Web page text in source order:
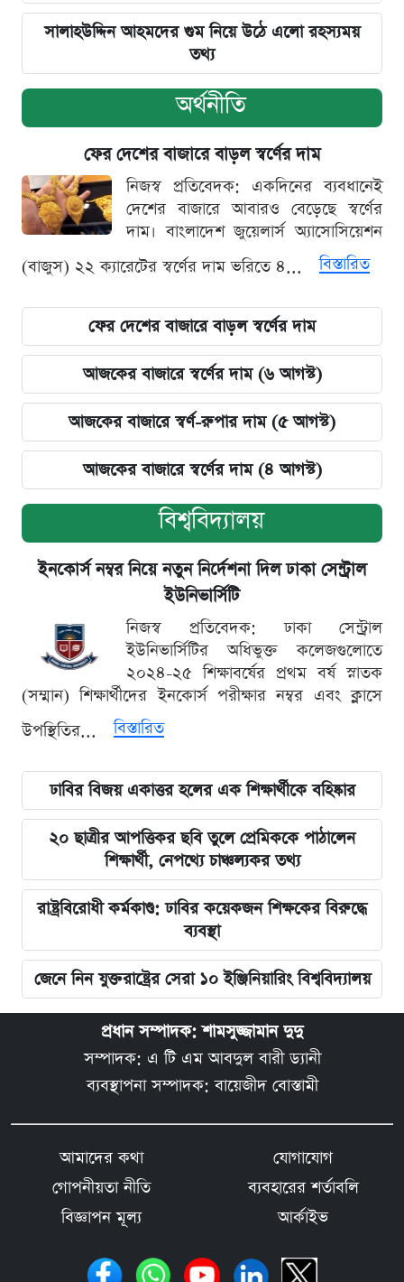
সালাহউদ্দিন আহমদের গুম নিয়ে উঠে এলো রহস্যময়
তথ্য
অর্থনীতি
ফের দেশের বাজারে বাড়ল স্বর্ণের দাম
নিজস্ব প্রতিবেদক: একদিনের ব্যবধানেই
দেশের বাজারে আবারও বেড়েছে স্বর্ণের
দাম। বাংলাদেশ জুয়েলার্স অ্যাসোসিয়েশন
(বাজুস) ২২ ক্যারেটের স্বর্ণের দাম ভরিতে ৪...
বিস্তারিত
ফের দেশের বাজারে বাড়ল স্বর্ণের দাম
আজকের বাজারে স্বর্ণের দাম (৬ আগস্ট)
আজকের বাজারে স্বর্ণ-রুপার দাম (৫ আগস্ট)
আজকের বাজারে স্বর্ণের দাম (৪ আগস্ট)
বিশ্ববিদ্যালয়
ইনকোর্স নম্বর নিয়ে নতুন নির্দেশনা দিল ঢাকা সেন্ট্রাল
ইউনিভার্সিটি
নিজস্ব প্রতিবেদক: ঢাকা সেন্ট্রাল
ইউনিভার্সিটির অধিভুক্ত কলেজগুলোতে
২০২৪-২৫ শিক্ষাবর্ষের প্রথম বর্ষ স্নাতক
(সম্মান) শিক্ষার্থীদের ইনকোর্স পরীক্ষার নম্বর এবং ক্লাসে
উপস্থিতির...
বিস্তারিত
ঢাবির বিজয় একাত্তর হলের এক শিক্ষার্থীকে বহিষ্কার
২০ ছাত্রীর আপত্তিকর ছবি তুলে প্রেমিককে পাঠালেন
শিক্ষার্থী, নেপথ্যে চাঞ্চল্যকর তথ্য
রাষ্ট্রবিরোধী কর্মকাণ্ড: ঢাবির কয়েকজন শিক্ষকের বিরুদ্ধে
ব্যবস্থা
জেনে নিন যুক্তরাষ্ট্রের সেরা ১০ ইঞ্জিনিয়ারিং বিশ্ববিদ্যালয়
প্রধান সম্পাদক: শামসুজ্জামান দুদু
সম্পাদক: এ টি এম আবদুল বারী ড্যানী
ব্যবস্থাপনা সম্পাদক: বায়েজীদ বোস্তামী
আমাদের কথা
যোগাযোগ
গোপনীয়তা নীতি
ব্যবহারের শর্তাবলি
বিজ্ঞাপন মূল্য
আর্কাইভ